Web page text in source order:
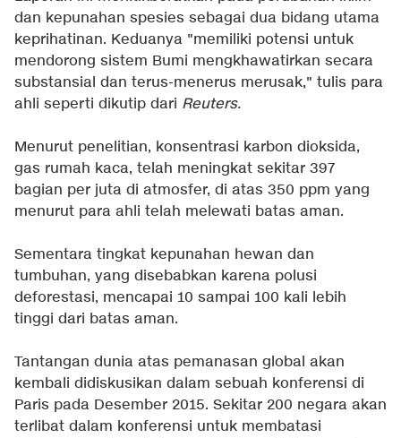
dan kepunahan spesies sebagai dua bidang utama
keprihatinan. Keduanya "memiliki potensi untuk
mendorong sistem Bumi mengkhawatirkan secara
substansial dan terus-menerus merusak," tulis para
ahli seperti dikutip dari Reuters.
Menurut penelitian, konsentrasi karbon dioksida,
gas rumah kaca, telah meningkat sekitar 397
bagian per juta di atmosfer, di atas 350 ppm yang
menurut para ahli telah melewati batas aman.
Sementara tingkat kepunahan hewan dan
tumbuhan, yang disebabkan karena polusi
deforestasi, mencapai 10 sampai 100 kali lebih
tinggi dari batas aman.
Tantangan dunia atas pemanasan global akan
kembali didiskusikan dalam sebuah konferensi di
Paris pada Desember 2015. Sekitar 200 negara akan
terlibat dalam konferensi untuk membatasi